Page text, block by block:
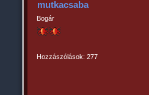
mutkacsaba
Bogár
Hozzászólások: 277